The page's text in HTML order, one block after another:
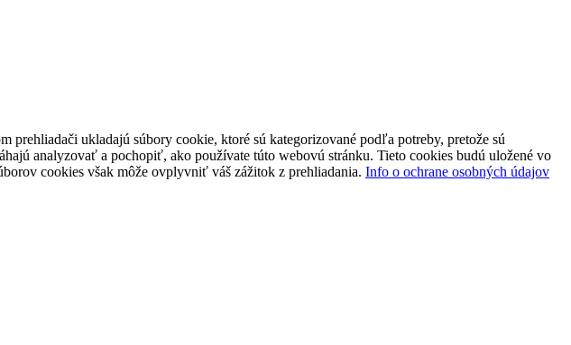
prehliadači ukladajú súbory cookie, ktoré sú kategorizované podľa potreby, pretože sú
analyzovať a pochopiť, ako používate túto webovú stránku. Tieto cookies budú uložené vo
cookies však môže ovplyvniť váš zážitok z prehliadania. Info o ochrane osobných údajov